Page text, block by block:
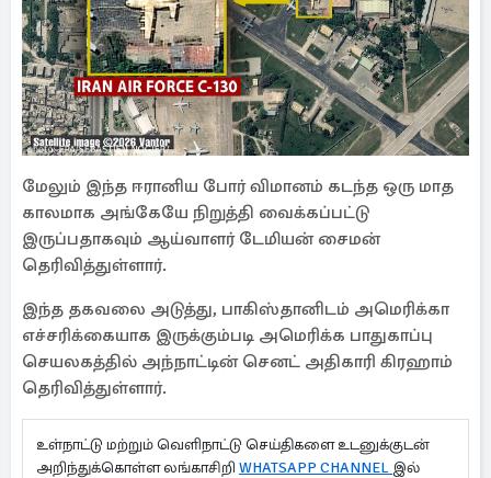
மேலும் இந்த ஈரானிய போர் விமானம் கடந்த ஒரு மாத
காலமாக அங்கேயே நிறுத்தி வைக்கப்பட்டு
இருப்பதாகவும் ஆய்வாளர் டேமியன் சைமன்
தெரிவித்துள்ளார்.
இந்த தகவலை அடுத்து, பாகிஸ்தானிடம் அமெரிக்கா
எச்சரிக்கையாக இருக்கும்படி அமெரிக்க பாதுகாப்பு
செயலகத்தில் அந்நாட்டின் செனட் அதிகாரி கிரஹாம்
தெரிவித்துள்ளார்.
உள்நாட்டு மற்றும் வெளிநாட்டு செய்திகளை உடனுக்குடன்
அறிந்துக்கொள்ள லங்காசிறி WHATSAPP CHANNEL இல்